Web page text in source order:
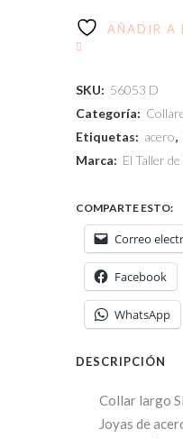
AÑADIR A
SKU: 56053 D
Categoría:
Etiquetas: acero,
Marca: El Taller
COMPARTE ESTO:
Correo
Facebook
WhatsApp
DESCRIPCIÓN
Collar largo
Joyas de